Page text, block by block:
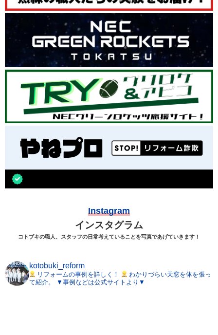
Instagram
インスタグラム
コトブキの職人、スタッフの日常考えていることを写真であげていきます！
kotobuki_reform
リフォームの事例を詳しく！
わかりづらい天窓を体を張っ
て紹介。
▼事例などは公式サイトより▼